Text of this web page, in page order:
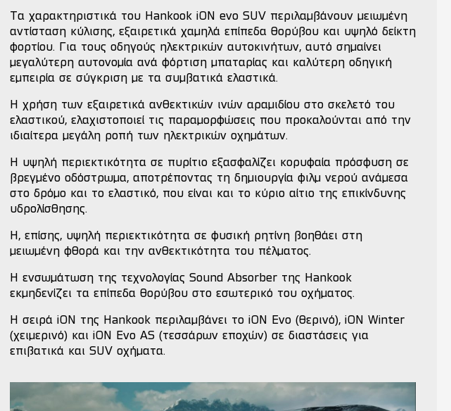
Τα χαρακτηριστικά του Hankook iON evo SUV περιλαμβάνουν μειωμένη
αντίσταση κύλισης, εξαιρετικά χαμηλά επίπεδα θορύβου και υψηλό δείκτη
φορτίου. Για τους οδηγούς ηλεκτρικών αυτοκινήτων, αυτό σημαίνει
μεγαλύτερη αυτονομία ανά φόρτιση μπαταρίας και καλύτερη οδηγική
εμπειρία σε σύγκριση με τα συμβατικά ελαστικά.
Η χρήση των εξαιρετικά ανθεκτικών ινών αραμιδίου στο σκελετό του
ελαστικού, ελαχιστοποιεί τις παραμορφώσεις που προκαλούνται από την
ιδιαίτερα μεγάλη ροπή των ηλεκτρικών οχημάτων.
Η υψηλή περιεκτικότητα σε πυρίτιο εξασφαλίζει κορυφαία πρόσφυση σε
βρεγμένο οδόστρωμα, αποτρέποντας τη δημιουργία φιλμ νερού ανάμεσα
στο δρόμο και το ελαστικό, που είναι και το κύριο αίτιο της επικίνδυνης
υδρολίσθησης.
Η, επίσης, υψηλή περιεκτικότητα σε φυσική ρητίνη βοηθάει στη
μειωμένη φθορά και την ανθεκτικότητα του πέλματος.
Η ενσωμάτωση της τεχνολογίας Sound Absorber της Hankook
εκμηδενίζει τα επίπεδα θορύβου στο εσωτερικό του οχήματος.
Η σειρά iON της Hankook περιλαμβάνει το iON Evo (θερινό), iON Winter
(χειμερινό) και iON Evo AS (τεσσάρων εποχών) σε διαστάσεις για
επιβατικά και SUV οχήματα.